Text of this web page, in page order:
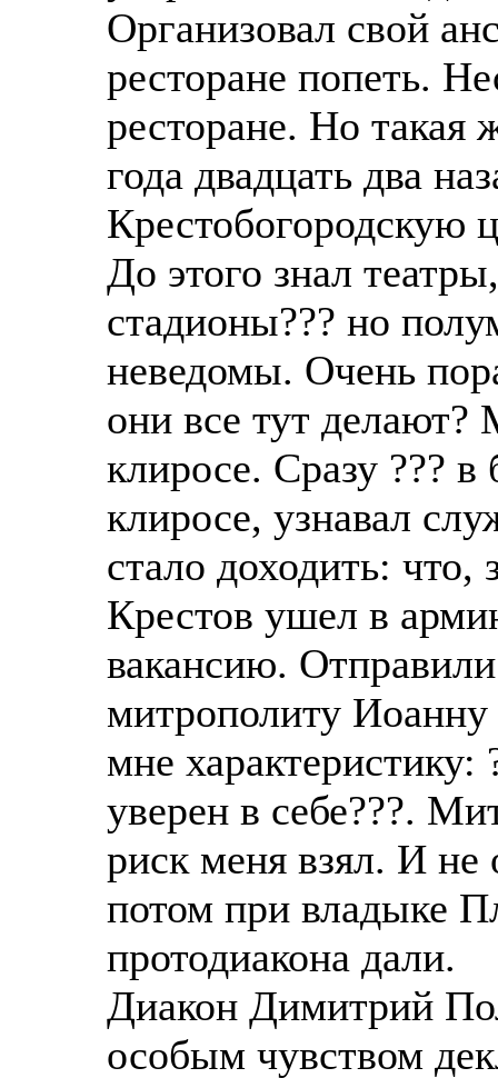
Организовал свой
ресторане попеть.
ресторане. Но такая
года двадцать два
Крестобогородскую
До этого знал
стадионы??? но
неведомы. Очень
они все тут
клиросе. Сразу ???
клиросе, узнавал
стало доходить:
Крестов ушел в
вакансию.
митрополиту
мне характеристику:
уверен в себе???.
риск меня взял. И
потом при владыке
протодиакона дали.
Диакон Димитрий
особым чувством